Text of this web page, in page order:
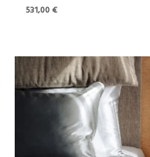
531,00€
Hinnavahemik:
39,00 €
kuni
69,00 €